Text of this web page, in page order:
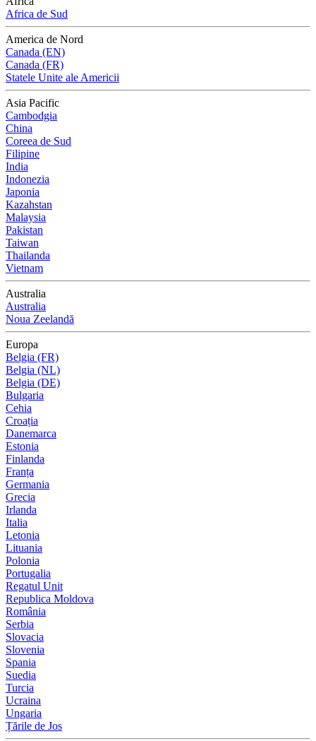
Africa de Sud
America de Nord
Canada (EN)
Canada (FR)
Statele Unite ale Americii
Asia Pacific
Cambodgia
China
Coreea de Sud
Filipine
India
Indonezia
Japonia
Kazahstan
Malaysia
Pakistan
Taiwan
Thailanda
Vietnam
Australia
Australia
Noua Zeelandă
Europa
Belgia (FR)
Belgia (NL)
Belgia (DE)
Bulgaria
Cehia
Croația
Danemarca
Estonia
Finlanda
Franța
Germania
Grecia
Irlanda
Italia
Letonia
Lituania
Polonia
Portugalia
Regatul Unit
Republica Moldova
România
Serbia
Slovacia
Slovenia
Spania
Suedia
Turcia
Ucraina
Ungaria
Țările de Jos